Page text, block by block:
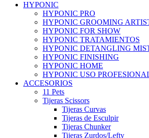
HYPONIC
HYPONIC PRO
HYPONIC GROOMING
HYPONIC FOR SHOW
HYPONIC TRATAMIENTOS
HYPONIC DETANGLING
HYPONIC FINISHING
HYPONIC HOME
HYPONIC USO
ACCESORIOS
11 Pets
Tijeras Scissors
Tijeras Curvas
Tijeras de Esculpir
Tijeras Chunker
Tijeras Zurdos/Lefty